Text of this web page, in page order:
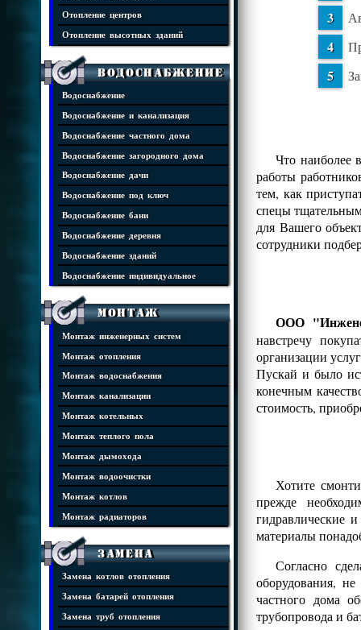
Отопление центров
Отопление высотных зданий
Водоснабжение
Водоснабжение
Водоснабжение и канализация
Водоснабжение частного дома
Водоснабжение загородного дома
Водоснабжение дачи
Водоснабжение под ключ
Водоснабжение бани
Водоснабжение деревня
Водоснабжение зданий
Водоснабжение индивидуальное
Монтаж
Монтаж инженерных систем
Монтаж отопления
Монтаж водоснабжения
Монтаж канализации
Монтаж котельных
Монтаж теплого пола
Монтаж дымохода
Монтаж водоочистки
Монтаж котлов
Монтаж радиаторов
Замена
Замена котлов отопления
Замена батарей отопления
Замена труб отопления
Что наиболее
работы
тем, как
спецы
для Вашего
сотрудники
ООО
навстречу
организации
Пускай и было
конечным
стоимость,
Хотите
прежде
гидравлические
материалы
Согласно
оборудования,
частного дома
трубопровода и